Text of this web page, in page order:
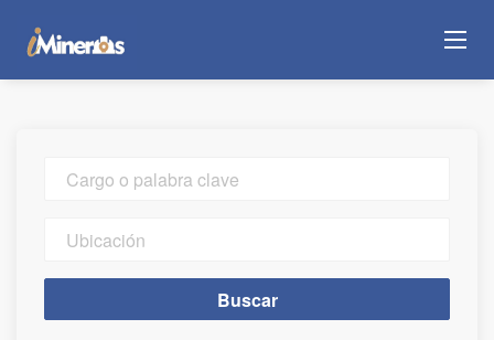
clave
Buscar